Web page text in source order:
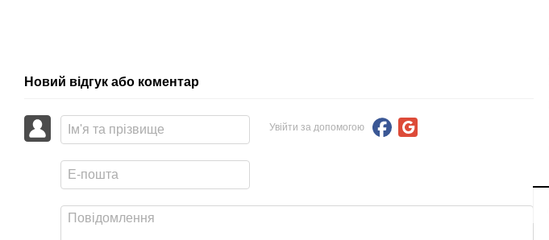
Новий відгук або коментар
Увійти за допомогою